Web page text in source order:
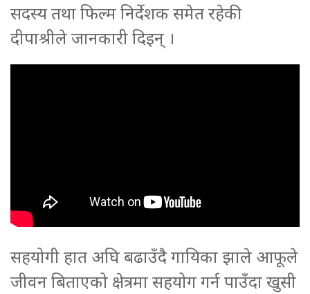
सदस्य तथा फिल्म निर्देशक समेत रहेकी
दीपाश्रीले जानकारी दिइन् ।
सहयोगी हात अघि बढाउँदै गायिका झाले आफूले
जीवन बिताएको क्षेत्रमा सहयोग गर्न पाउँदा खुसी